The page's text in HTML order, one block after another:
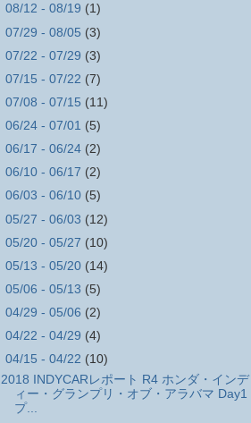
08/12 - 08/19 (1)
07/29 - 08/05 (3)
07/22 - 07/29 (3)
07/15 - 07/22 (7)
07/08 - 07/15 (11)
06/24 - 07/01 (5)
06/17 - 06/24 (2)
06/10 - 06/17 (2)
06/03 - 06/10 (5)
05/27 - 06/03 (12)
05/20 - 05/27 (10)
05/13 - 05/20 (14)
05/06 - 05/13 (5)
04/29 - 05/06 (2)
04/22 - 04/29 (4)
04/15 - 04/22 (10)
2018 INDYCARレポート R4 ホンダ・インデ
ィー・グランプリ・オブ・アラバマ Day1
プ...